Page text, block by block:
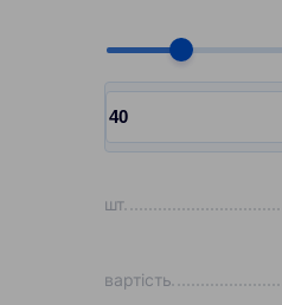
Choose quantity, pcs
Input quantity, pcs
шт
вартість